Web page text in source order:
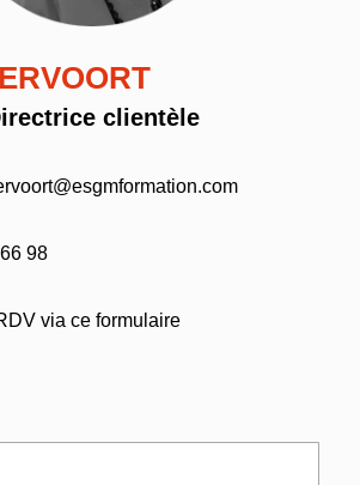
clientèle
98
via ce formulaire